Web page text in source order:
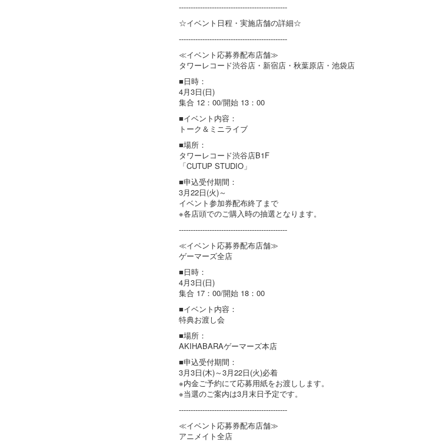
----------------------------------------------
☆イベント日程・実施店舗の詳細☆
----------------------------------------------
≪イベント応募券配布店舗≫
タワーレコード渋谷店・新宿店・秋葉原店・池袋店
■日時：
4月3日(日)
集合 12：00/開始 13：00
■イベント内容：
トーク＆ミニライブ
■場所：
タワーレコード渋谷店B1F
「CUTUP STUDIO」
■申込受付期間：
3月22日(火)～
イベント参加券配布終了まで
※各店頭でのご購入時の抽選となります。
----------------------------------------------
≪イベント応募券配布店舗≫
ゲーマーズ全店
■日時：
4月3日(日)
集合 17：00/開始 18：00
■イベント内容：
特典お渡し会
■場所：
AKIHABARAゲーマーズ本店
■申込受付期間：
3月3日(木)～3月22日(火)必着
※内金ご予約にて応募用紙をお渡しします。
※当選のご案内は3月末日予定です。
----------------------------------------------
≪イベント応募券配布店舗≫
アニメイト全店